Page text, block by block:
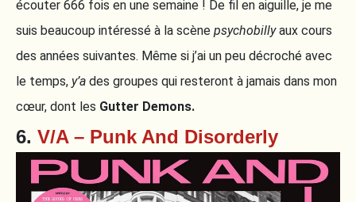
écouter 666 fois en une semaine ! De fil en aiguille, je me
suis beaucoup intéressé à la scène psychobillyaux cours
des années suivantes. Même si j’ai un peu décroché avec
le temps, y’a des groupes qui resteront à jamais dans mon
cœur, dont les Gutter Demons.
6. V/A – Punk And Disorderly